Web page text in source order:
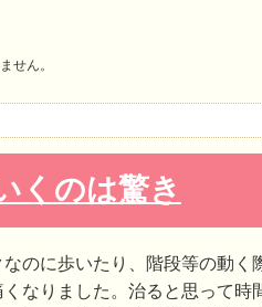
せん。
くのは驚き
のに歩いたり、階段等の動く
なりました。治ると思って時